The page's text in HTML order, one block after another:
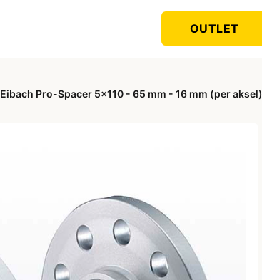
OUTLET
Eibach Pro-Spacer 5x110 - 65 mm - 16 mm (per aksel)